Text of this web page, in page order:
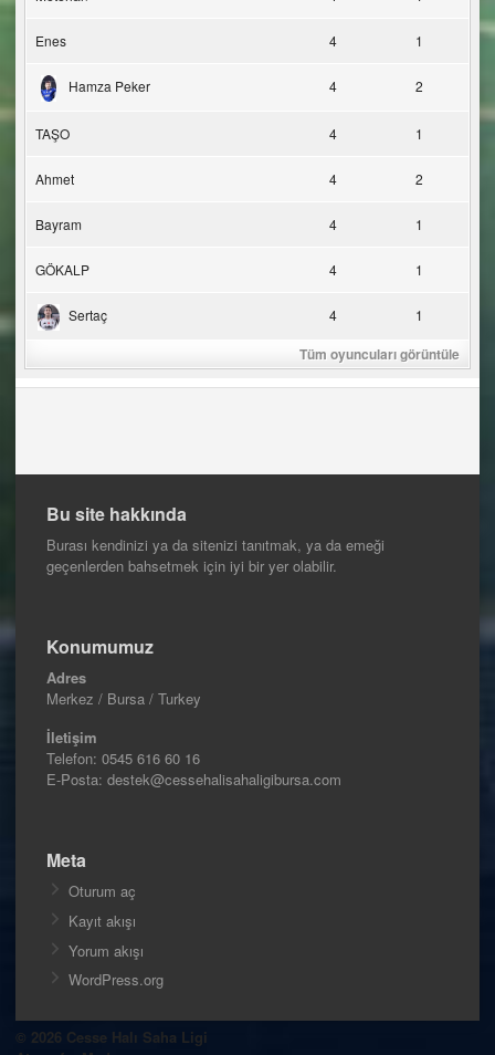
Enes 4 1
Hamza Peker 4 2
TAŞO 4 1
Ahmet 4 2
Bayram 4 1
GÖKALP 4 1
Sertaç 4 1
Tüm oyuncuları görüntüle
Bu site hakkında
Burası kendinizi ya da sitenizi tanıtmak, ya da emeği
geçenlerden bahsetmek için iyi bir yer olabilir.
Konumumuz
Adres
Merkez / Bursa / Turkey
İletişim
Telefon: 0545 616 60 16
E-Posta: destek@cessehalisahaligibursa.com
Meta
Oturum aç
Kayıt akışı
Yorum akışı
WordPress.org
© 2026 Cesse Halı Saha Ligi